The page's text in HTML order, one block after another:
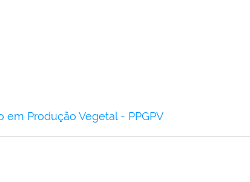
em Produção Vegetal - PPGPV